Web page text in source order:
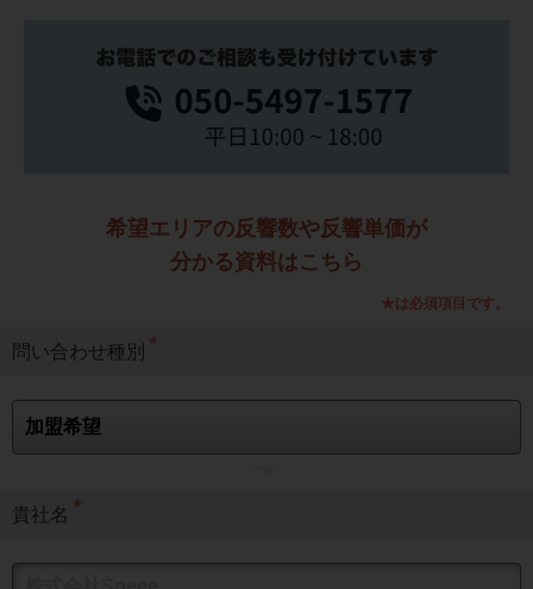
希望エリアの反響数や反響単価が
分かる資料はこちら
★は必須項目です。
問い合わせ種別
★
貴社名
★